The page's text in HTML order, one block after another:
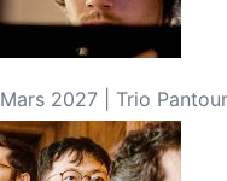
Mars 2027 | Trio